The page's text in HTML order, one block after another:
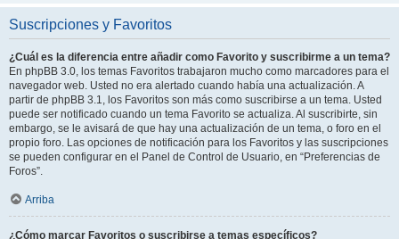
Suscripciones y Favoritos
¿Cuál es la diferencia entre añadir como Favorito y suscribirme a un tema?
En phpBB 3.0, los temas Favoritos trabajaron mucho como marcadores para el
navegador web. Usted no era alertado cuando había una actualización. A
partir de phpBB 3.1, los Favoritos son más como suscribirse a un tema. Usted
puede ser notificado cuando un tema Favorito se actualiza. Al suscribirte, sin
embargo, se le avisará de que hay una actualización de un tema, o foro en el
propio foro. Las opciones de notificación para los Favoritos y las suscripciones
se pueden configurar en el Panel de Control de Usuario, en “Preferencias de
Foros”.
Arriba
¿Cómo marcar Favoritos o suscribirse a temas específicos?